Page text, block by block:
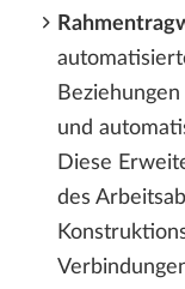
und
Diese
des